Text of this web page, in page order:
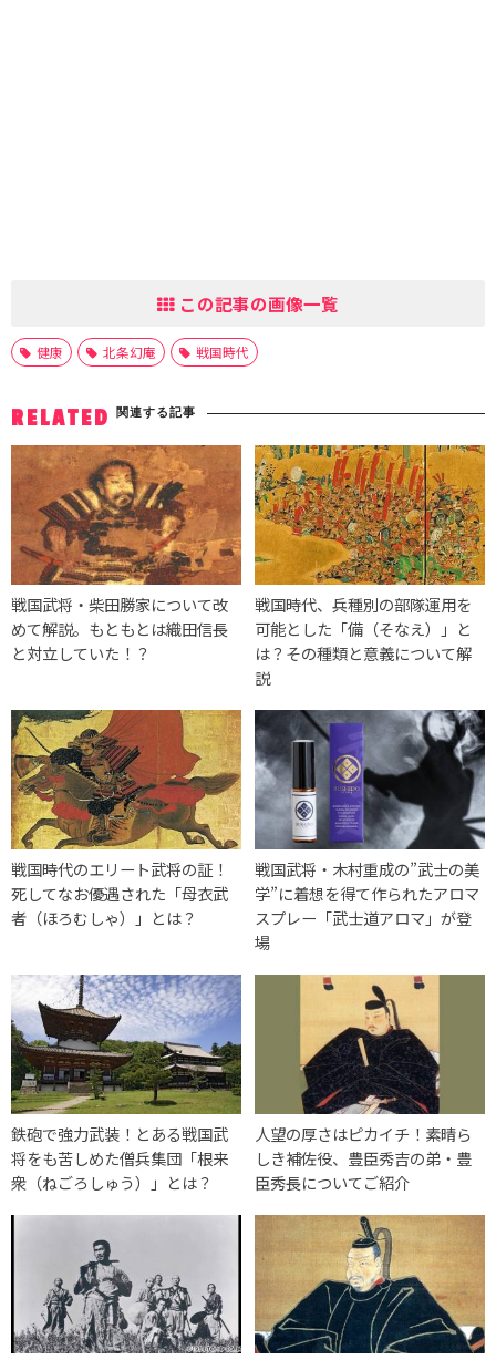
この記事の画像一覧
健康 北条幻庵 戦国時代
RELATED 関連する記事
戦国武将・柴田勝家について改
めて解説。もともとは織田信長
と対立していた！？
戦国時代、兵種別の部隊運用を
可能とした「備（そなえ）」と
は？その種類と意義について解
説
戦国時代のエリート武将の証！
死してなお優遇された「母衣武
者（ほろむしゃ）」とは？
戦国武将・木村重成の”武士の美
学”に着想を得て作られたアロマ
スプレー「武士道アロマ」が登
場
鉄砲で強力武装！とある戦国武
将をも苦しめた僧兵集団「根来
衆（ねごろしゅう）」とは？
人望の厚さはピカイチ！素晴ら
しき補佐役、豊臣秀吉の弟・豊
臣秀長についてご紹介